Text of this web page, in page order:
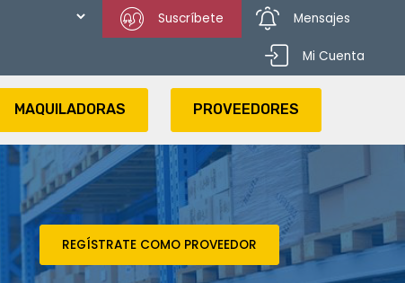
Suscríbete Mensajes
Mi Cuenta
MAQUILADORAS PROVEEDORES
REGÍSTRATE COMO PROVEEDOR